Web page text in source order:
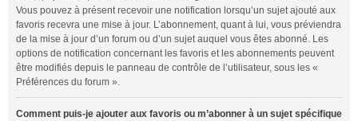
Vous pouvez à présent recevoir une notification lorsqu’un sujet ajouté aux
favoris recevra une mise à jour. L’abonnement, quant à lui, vous préviendra
de la mise à jour d’un forum ou d’un sujet auquel vous êtes abonné. Les
options de notification concernant les favoris et les abonnements peuvent
être modifiés depuis le panneau de contrôle de l’utilisateur, sous les «
Préférences du forum ».
Comment puis-je ajouter aux favoris ou m’abonner à un sujet spécifique